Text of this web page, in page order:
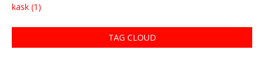
kask (1)
TAG CLOUD